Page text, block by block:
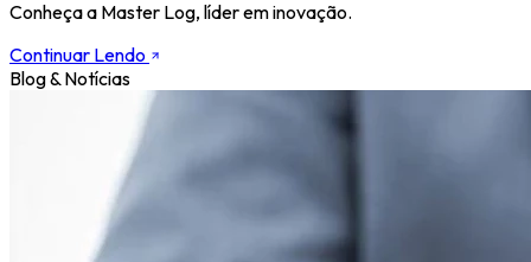
Conheça a Master Log, líder em inovação.
Continuar Lendo
Blog & Notícias